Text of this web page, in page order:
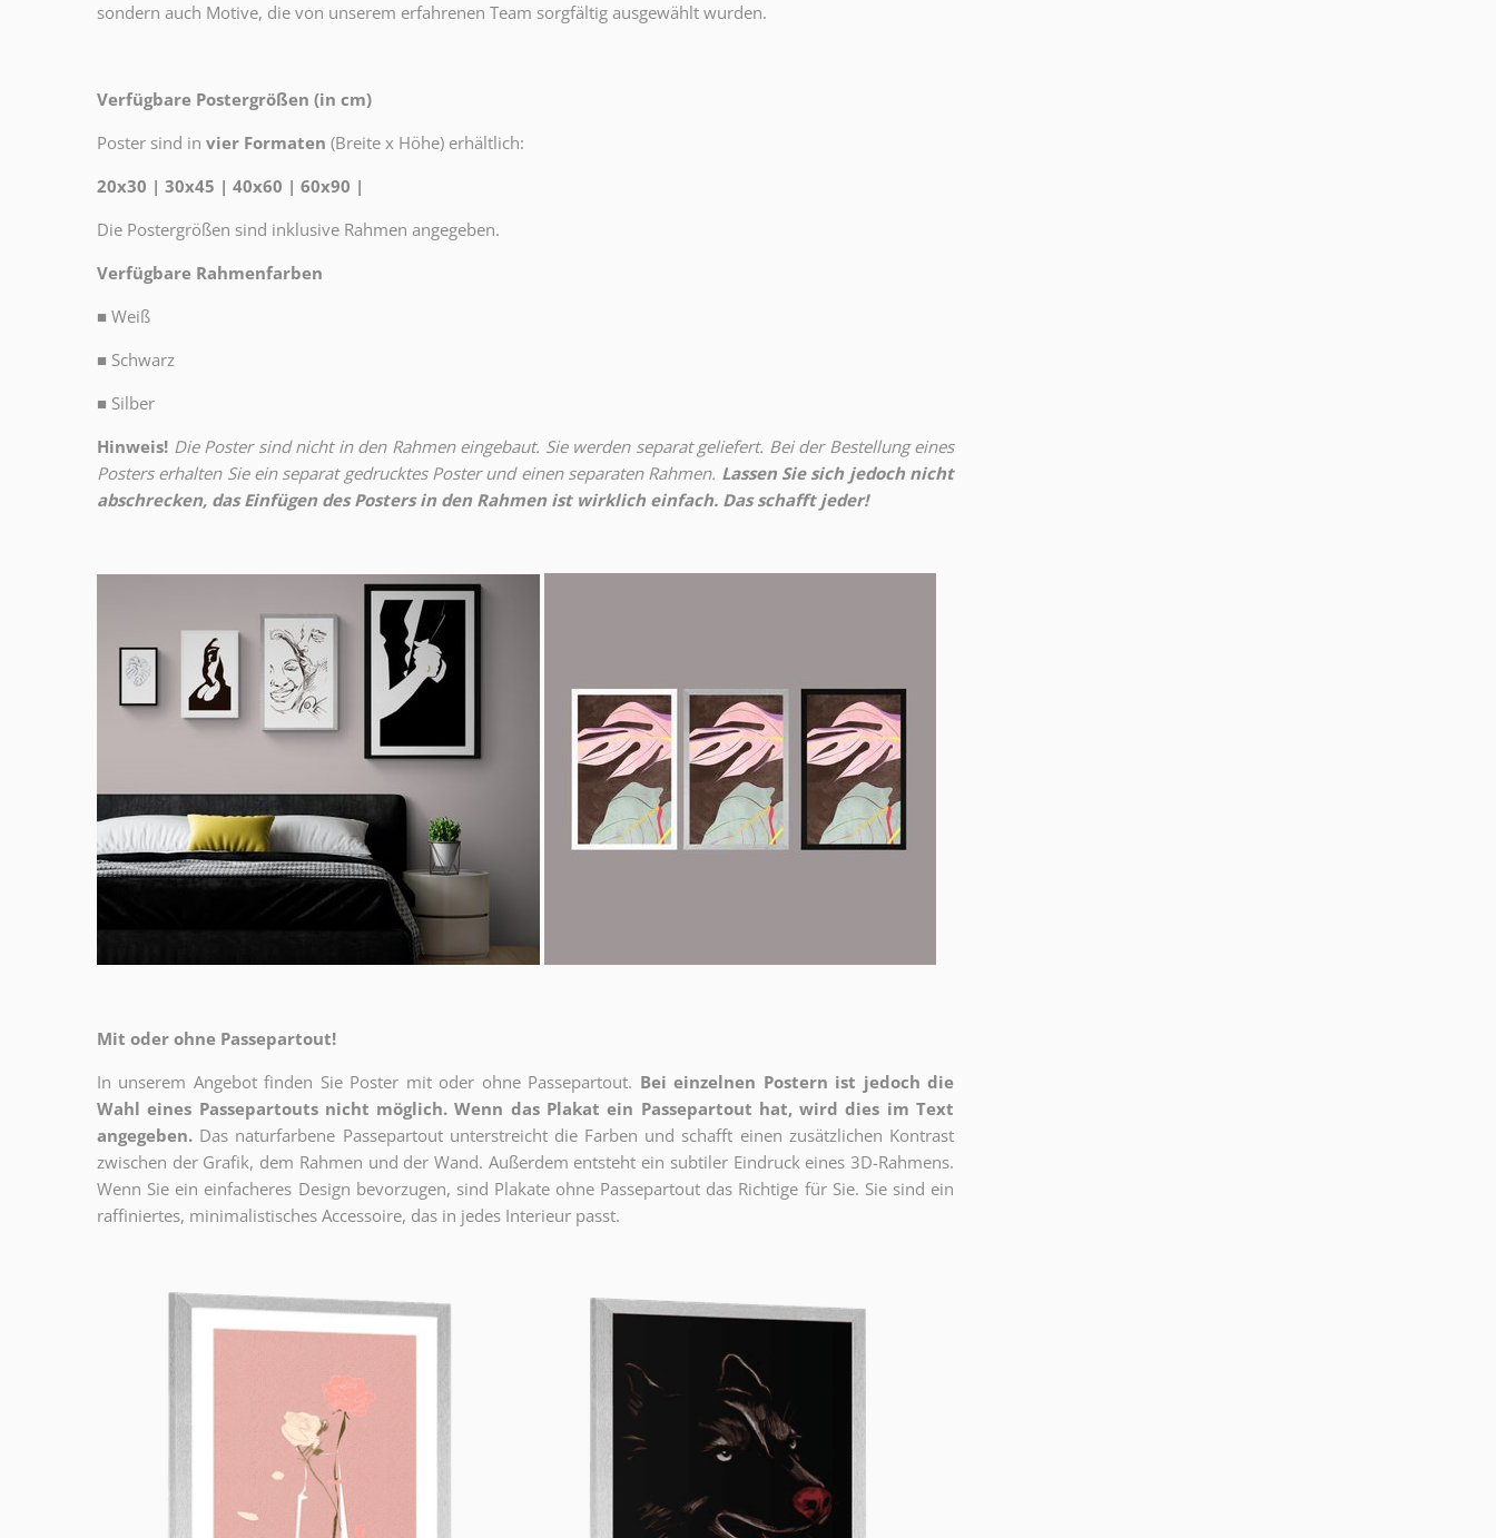
sondern auch Motive, die von unserem erfahrenen Team sorgfältig ausgewählt wurden.
Verfügbare Postergrößen (in cm)
Poster sind in vier Formaten (Breite x Höhe) erhältlich:
20x30 | 30x45 | 40x60 | 60x90 |
Die Postergrößen sind inklusive Rahmen angegeben.
Verfügbare Rahmenfarben
■ Weiß
■ Schwarz
■ Silber
Hinweis! Die Poster sind nicht in den Rahmen eingebaut. Sie werden separat geliefert. Bei der Bestellung eines
Posters erhalten Sie ein separat gedrucktes Poster und einen separaten Rahmen. Lassen Sie sich jedoch nicht
abschrecken, das Einfügen des Posters in den Rahmen ist wirklich einfach. Das schafft jeder!
Mit oder ohne Passepartout!
In unserem Angebot finden Sie Poster mit oder ohne Passepartout. Bei einzelnen Postern ist jedoch die
Wahl eines Passepartouts nicht möglich. Wenn das Plakat ein Passepartout hat, wird dies im Text
angegeben. Das naturfarbene Passepartout unterstreicht die Farben und schafft einen zusätzlichen Kontrast
zwischen der Grafik, dem Rahmen und der Wand. Außerdem entsteht ein subtiler Eindruck eines 3D-Rahmens.
Wenn Sie ein einfacheres Design bevorzugen, sind Plakate ohne Passepartout das Richtige für Sie. Sie sind ein
raffiniertes, minimalistisches Accessoire, das in jedes Interieur passt.